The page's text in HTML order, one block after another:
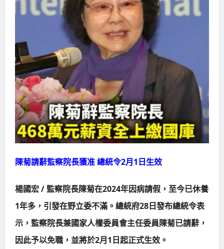
高雄「三民運動中心」市長陳其
邁、運動部長李洋各界貴賓共同揭幕
高雄東照山關帝廟全國國中小學書
法比賽 圓滿落幕
賴清德總統主持將官晉任 期勉精進
不對稱戰力
蔣萬安再拋出「倒閣說」 喊推陳其
邁組閣
賴總統肯定「金唐獎」得獎者及入
圍者 允諾完善支持體系
陳菊請辭監察院長獲准 總統令2月1日生效
楊國宏 / 監察院長陳菊在2024年因病請假，至今已休養
1年多，引發在野立委不滿。總統府28日發布總統令表
示，監察院長兼國家人權委員會主任委員陳菊已請辭，
因此予以免職，並將於2月1日起正式生效。